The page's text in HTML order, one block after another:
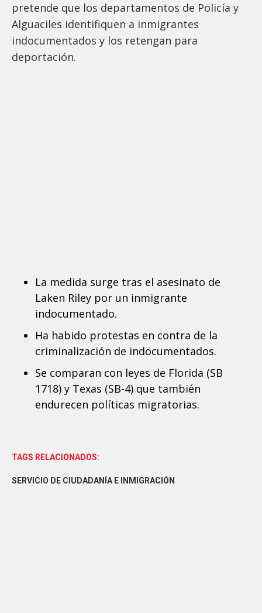
pretende que los departamentos de Policía y
Alguaciles identifiquen a inmigrantes
indocumentados y los retengan para
deportación.
La medida surge tras el asesinato de
Laken Riley por un inmigrante
indocumentado.
Ha habido protestas en contra de la
criminalización de indocumentados.
Se comparan con leyes de Florida (SB
1718) y Texas (SB-4) que también
endurecen políticas migratorias.
TAGS RELACIONADOS:
SERVICIO DE CIUDADANÍA E INMIGRACIÓN